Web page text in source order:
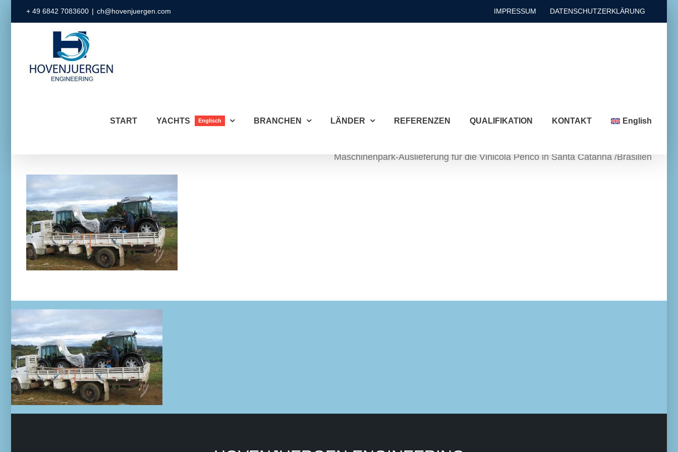
Inhalt
+ 49 6842 7083600 | ch@hovenjuergen.com IMPRESSUM DATENSCHUTZERKLÄRUNG
START YACHTS Englisch BRANCHEN LÄNDER REFERENZEN QUALIFIKATION KONTAKT English
Maschinenpark-Auslieferung für die Vinicola Perico in Santa Catarina /Brasilien